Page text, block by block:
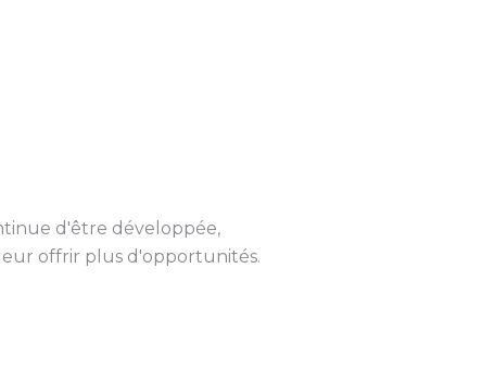
d'être développée,
offrir plus d'opportunités.